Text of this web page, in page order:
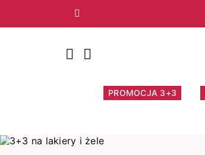
Poprzedni
PROMOCJA 3+3